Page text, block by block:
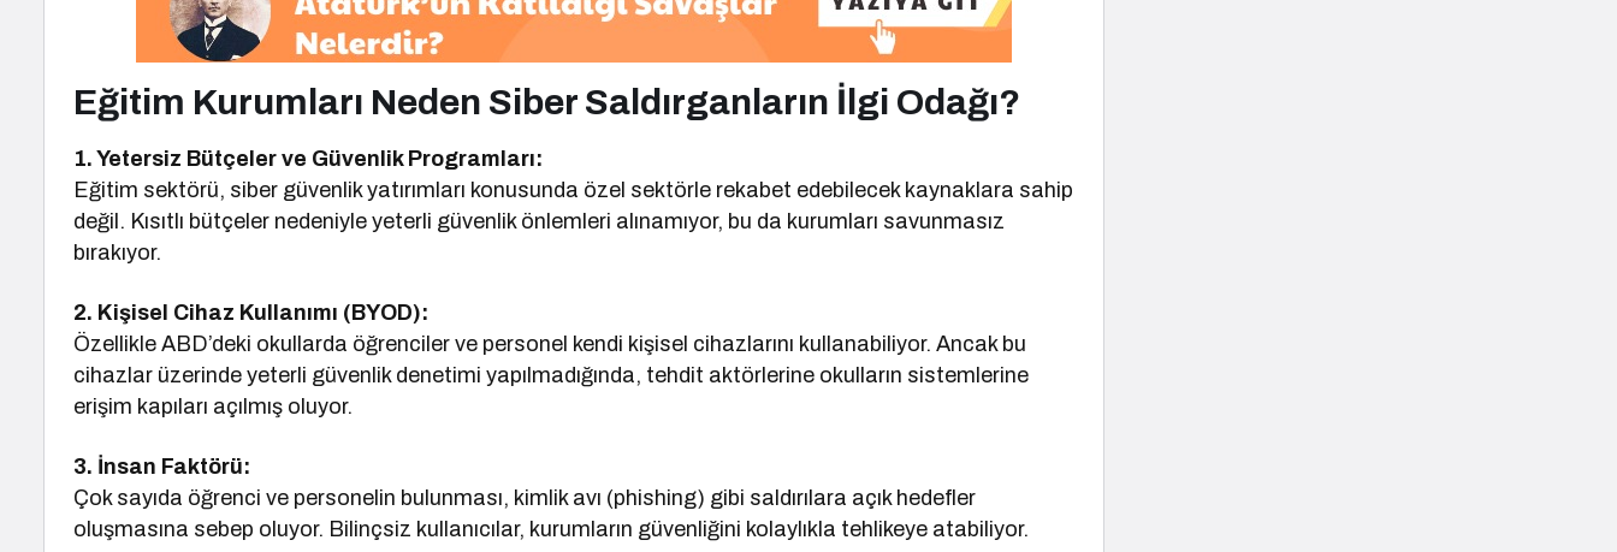
Eğitim Kurumları Neden Siber Saldırganların İlgi Odağı?
1. Yetersiz Bütçeler ve Güvenlik Programları:
Eğitim sektörü, siber güvenlik yatırımları konusunda özel sektörle rekabet edebilecek kaynaklara sahip
değil. Kısıtlı bütçeler nedeniyle yeterli güvenlik önlemleri alınamıyor, bu da kurumları savunmasız
bırakıyor.
2. Kişisel Cihaz Kullanımı (BYOD):
Özellikle ABD’deki okullarda öğrenciler ve personel kendi kişisel cihazlarını kullanabiliyor. Ancak bu
cihazlar üzerinde yeterli güvenlik denetimi yapılmadığında, tehdit aktörlerine okulların sistemlerine
erişim kapıları açılmış oluyor.
3. İnsan Faktörü:
Çok sayıda öğrenci ve personelin bulunması, kimlik avı (phishing) gibi saldırılara açık hedefler
oluşmasına sebep oluyor. Bilinçsiz kullanıcılar, kurumların güvenliğini kolaylıkla tehlikeye atabiliyor.